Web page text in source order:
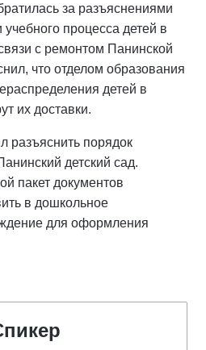
за разъяснениями
процесса детей в
с ремонтом Панинской
что отделом образования
детей в
их доставки.
разъяснить порядок
детский сад.
пакет документов
в дошкольное
для оформления